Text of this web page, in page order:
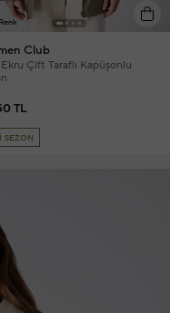
Club
Çift Taraflı Kapüşonlu
TL
SEZON